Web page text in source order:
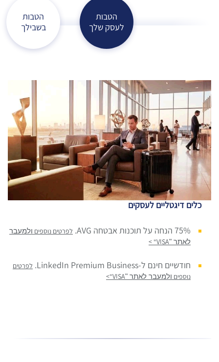
הטבות
לעסק שלך
הטבות
בשבילך
כלים דיגטליים לעסקים
75% הנחה על תוכנות אבטחה AVG. לפרטים נוספים ולמעבר
לאתר "VISA
"
>
חודשיים חינם ל-LinkedIn Premium Business.
לפרטים
נוספים ולמעבר לאתר "VISA
"
>